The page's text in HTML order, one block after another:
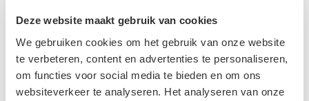
Deze website maakt gebruik van cookies
We gebruiken cookies om het gebruik van onze website
te verbeteren, content en advertenties te personaliseren,
om functies voor social media te bieden en om ons
websiteverkeer te analyseren. Het analyseren van onze
studenten biedt dit wetsvoorstel duidelijkheid en
mogelijkheden. Onzesectieis hierin zowel
civielrechtelijk als publiekrechtelijk gespecialiseerd
zodat wij u volledig kunnen ontzorgen.